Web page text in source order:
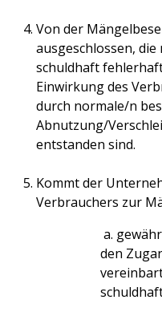
Von der
ausgeschlossen,
schuldhaft
Einwirkung des
durch normale/n
Abnutzung/
entstanden sind.
Kommt der
Verbrauchers zur
a.
den